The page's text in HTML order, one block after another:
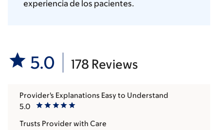
experiencia de los pacientes.
5.0 178 Reviews
5.0
Provider's Explanations Easy to Understand
Trusts Provider with Care